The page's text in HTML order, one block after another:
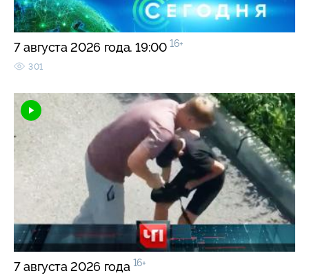
7 августа 2026 года. 19:00 16+
301
7 августа 2026 года 16+